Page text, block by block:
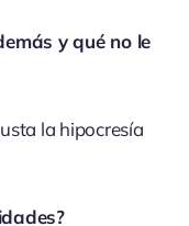
y qué no le
la hipocresía